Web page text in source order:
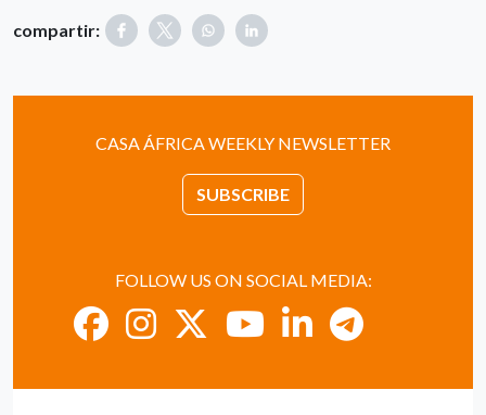
compartir:
CASA ÁFRICA WEEKLY NEWSLETTER
SUBSCRIBE
FOLLOW US ON SOCIAL MEDIA: